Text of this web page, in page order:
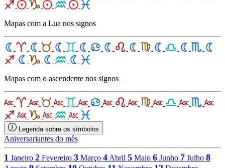
Mapas com a Lua nos signos
Mapas com o ascendente nos signos
Legenda sobre os símbolos
Aniversariantes do mês
1 Janeiro 2 Fevereiro 3 Março 4 Abril 5 Maio 6 Junho 7 Julho 8